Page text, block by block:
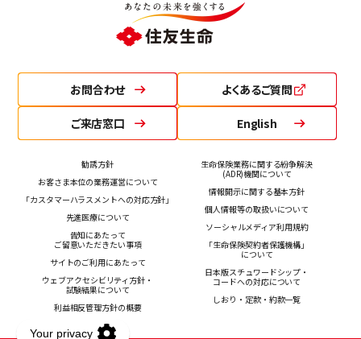
お問合わせ よくあるご質問
ご来店窓口 English
勧誘方針
お客さま本位の業務運営について
「カスタマーハラスメントへの対応方針」
先進医療について
告知にあたって
ご留意いただきたい事項
サイトのご利用にあたって
ウェブアクセシビリティ方針・
試験結果について
利益相反管理方針の概要
生命保険業務に関する紛争解決
(ADR)機関について
情報開示に関する基本方針
個人情報等の取扱いについて
ソーシャルメディア利用規約
「生命保険契約者保護機構」
について
日本版スチュワードシップ・
コードへの対応について
しおり・定款・約款一覧